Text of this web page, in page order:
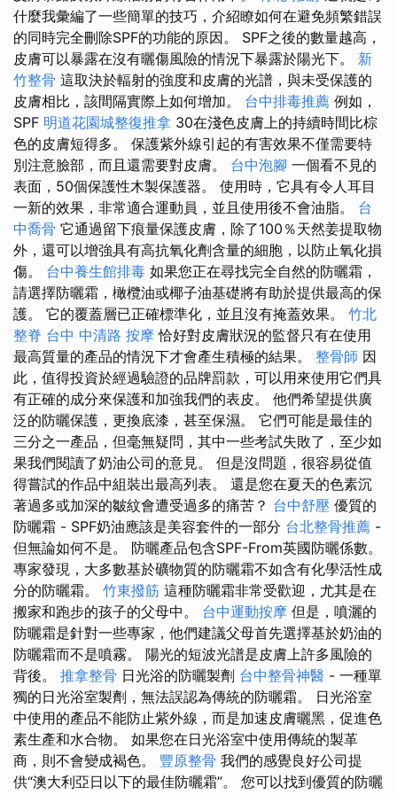
什麼我彙編了一些簡單的技巧，介紹瞭如何在避免頻繁錯誤
的同時完全刪除SPF的功能的原因。 SPF之後的數量越高，
皮膚可以暴露在沒有曬傷風險的情況下暴露於陽光下。 新
竹整骨 這取決於輻射的強度和皮膚的光譜，與未受保護的
皮膚相比，該間隔實際上如何增加。 台中排毒推薦 例如，
SPF 明道花園城整復推拿 30在淺色皮膚上的持續時間比棕
色的皮膚短得多。 保護紫外線引起的有害效果不僅需要特
別注意臉部，而且還需要對皮膚。 台中泡腳 一個看不見的
表面，50個保護性木製保護器。 使用時，它具有令人耳目
一新的效果，非常適合運動員，並且使用後不會油脂。 台
中喬骨 它通過留下痕量保護皮膚，除了100％天然姜提取物
外，還可以增強具有高抗氧化劑含量的細胞，以防止氧化損
傷。 台中養生館排毒 如果您正在尋找完全自然的防曬霜，
請選擇防曬霜，橄欖油或椰子油基礎將有助於提供最高的保
護。 它的覆蓋層已正確標準化，並且沒有掩蓋效果。 竹北
整脊 台中 中清路 按摩 恰好對皮膚狀況的監督只有在使用
最高質量的產品的情況下才會產生積極的結果。 整骨師 因
此，值得投資於經過驗證的品牌罰款，可以用來使用它們具
有正確的成分來保護和加強我們的表皮。 他們希望提供廣
泛的防曬保護，更換底漆，甚至保濕。 它們可能是最佳的
三分之一產品，但毫無疑問，其中一些考試失敗了，至少如
果我們閱讀了奶油公司的意見。 但是沒問題，很容易從值
得嘗試的作品中組裝出最高列表。 還是您在夏天的色素沉
著過多或加深的皺紋會遭受過多的痛苦？ 台中舒壓 優質的
防曬霜 - SPF奶油應該是美容套件的一部分 台北整骨推薦 -
但無論如何不是。 防曬產品包含SPF-From英國防曬係數。
專家發現，大多數基於礦物質的防曬霜不如含有化學活性成
分的防曬霜。 竹東撥筋 這種防曬霜非常受歡迎，尤其是在
搬家和跑步的孩子的父母中。 台中運動按摩 但是，噴灑的
防曬霜是針對一些專家，他們建議父母首先選擇基於奶油的
防曬霜而不是噴霧。 陽光的短波光譜是皮膚上許多風險的
背後。 推拿整骨 日光浴的防曬製劑 台中整骨神醫 - 一種單
獨的日光浴室製劑，無法誤認為傳統的防曬霜。 日光浴室
中使用的產品不能防止紫外線，而是加速皮膚曬黑，促進色
素生產和水合物。 如果您在日光浴室中使用傳統的製革
商，則不會變成褐色。 豐原整骨 我們的感覺良好公司提
供“澳大利亞日以下的最佳防曬霜”。 您可以找到優質的防曬